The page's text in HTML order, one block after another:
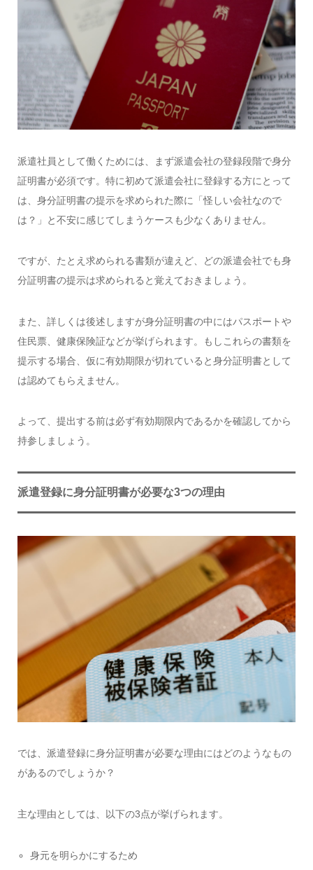
派遣社員として働くためには、まず派遣会社の登録段階で身分
証明書が必須です。特に初めて派遣会社に登録する方にとって
は、身分証明書の提示を求められた際に「怪しい会社なので
は？」と不安に感じてしまうケースも少なくありません。
ですが、たとえ求められる書類が違えど、どの派遣会社でも身
分証明書の提示は求められると覚えておきましょう。
また、詳しくは後述しますが身分証明書の中にはパスポートや
住民票、健康保険証などが挙げられます。もしこれらの書類を
提示する場合、仮に有効期限が切れていると身分証明書として
は認めてもらえません。
よって、提出する前は必ず有効期限内であるかを確認してから
持参しましょう。
派遣登録に身分証明書が必要な3つの理由
では、派遣登録に身分証明書が必要な理由にはどのようなもの
があるのでしょうか？
主な理由としては、以下の3点が挙げられます。
身元を明らかにするため